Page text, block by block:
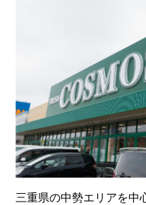
三重県の中勢エリアを中